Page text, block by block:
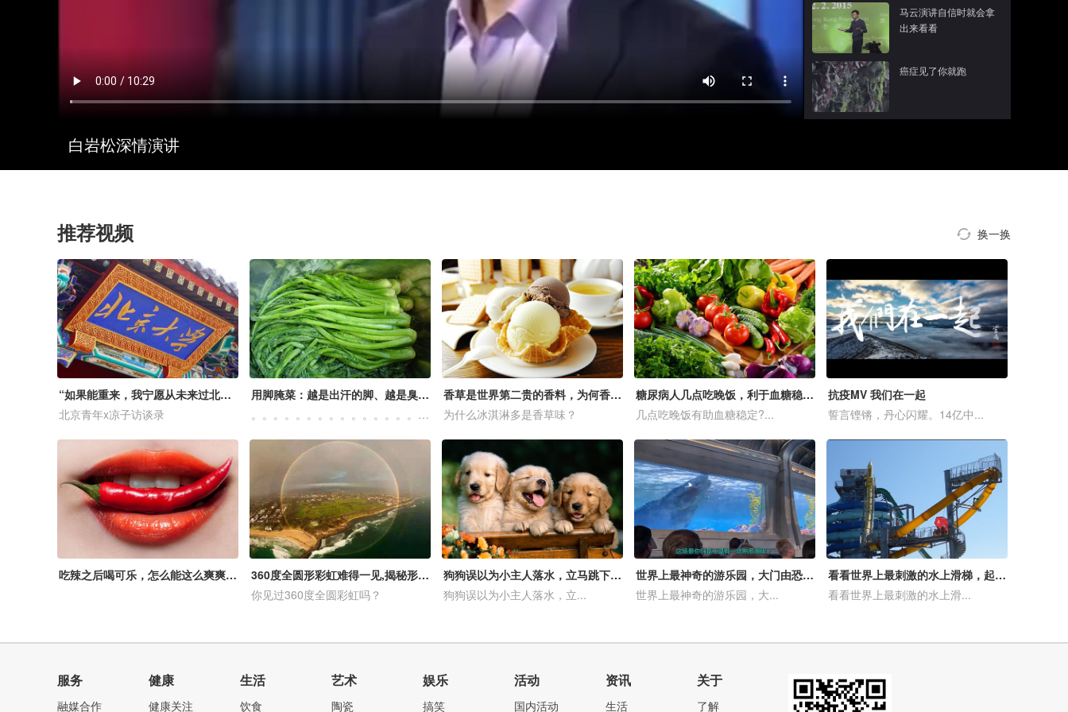
白岩松深情演讲
马云演讲自信时就会拿
出来看看
癌症见了你就跑
推荐视频 换一换
“如果能重来，我宁愿从未来过北大这座‘神坛’”
北京青年x凉子访谈录
用脚腌菜：越是出汗的脚、越是臭脚，踩出来腌菜越香、越好吃！
。。。。。。。。。。。。。。。。。。。。。。
香草是世界第二贵的香料，为何香草味冰淇淋那么便宜？
为什么冰淇淋多是香草味？
糖尿病人几点吃晚饭，利于血糖稳定？推荐一个时间点可能会有所缓解
几点吃晚饭有助血糖稳定?...
抗疫MV 我们在一起
誓言铿锵，丹心闪耀。14亿中...
吃辣之后喝可乐，怎么能这么爽爽爽爽爽爽爽！
360度全圆形彩虹难得一见,揭秘形成过程!
你见过360度全圆彩虹吗？
狗狗误以为小主人落水，立马跳下去营救，许多人都为之感动！
狗狗误以为小主人落水，立...
世界上最神奇的游乐园，大门由恐龙看守，内部如同侏罗纪世界！
世界上最神奇的游乐园，大...
看看世界上最刺激的水上滑梯，起步瞬间就像坠落一样！
看看世界上最刺激的水上滑...
服务
融媒合作
健康
健康关注
生活
饮食
艺术
陶瓷
娱乐
搞笑
活动
国内活动
资讯
生活
关于
了解